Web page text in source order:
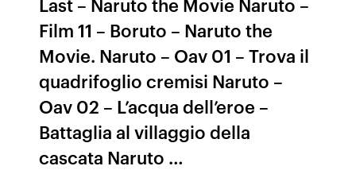
Film 11 – Boruto – Naruto the
Movie. Naruto – Oav 01 – Trova il
quadrifoglio cremisi Naruto –
Oav 02 – L’acqua dell’eroe –
Battaglia al villaggio della
cascata Naruto …